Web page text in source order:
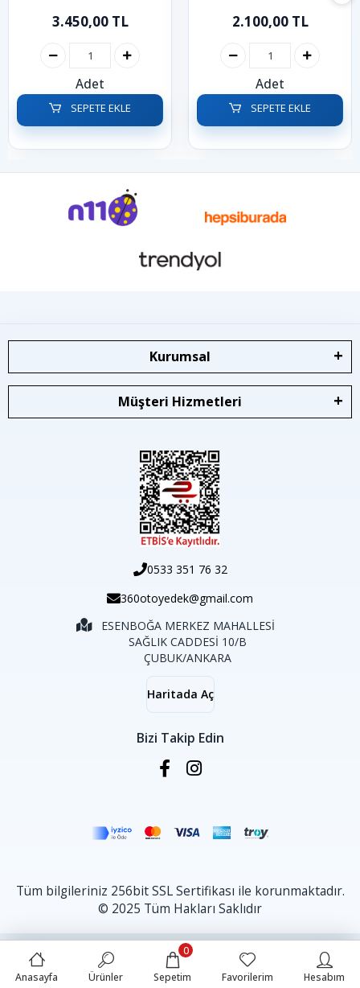
3.450,00 TL
Adet
SEPETE EKLE
2.100,00 TL
Adet
SEPETE EKLE
Kurumsal
Müşteri Hizmetleri
0533 351 76 32
360otoyedek@gmail.com
ESENBOĞA MERKEZ MAHALLESİ
SAĞLIK CADDESİ 10/B
ÇUBUK/ANKARA
Haritada Aç
Bizi Takip Edin
Tüm bilgileriniz 256bit SSL Sertifikası ile korunmaktadır.
© 2025 Tüm Hakları Saklıdır
Anasayfa Ürünler Sepetim
0
Favorilerim
Hesabım